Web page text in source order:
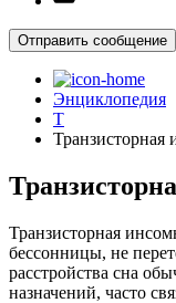
Отправить сообщение
Энциклопедия
Т
Транзисторная
Транзисторная
бессонницы, не
расстройства сна
назначений, часто